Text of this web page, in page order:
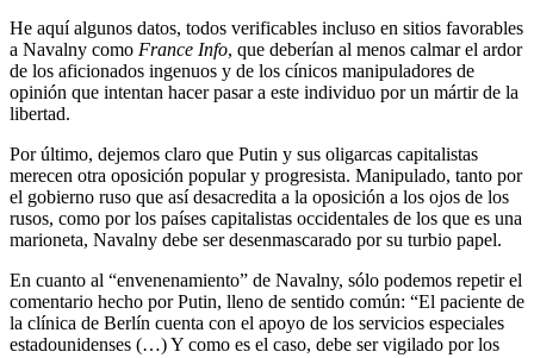
He aquí algunos datos, todos verificables incluso en sitios favorables
a Navalny como France Info, que deberían al menos calmar el ardor
de los aficionados ingenuos y de los cínicos manipuladores de
opinión que intentan hacer pasar a este individuo por un mártir de la
libertad.
Por último, dejemos claro que Putin y sus oligarcas capitalistas
merecen otra oposición popular y progresista. Manipulado, tanto por
el gobierno ruso que así desacredita a la oposición a los ojos de los
rusos, como por los países capitalistas occidentales de los que es una
marioneta, Navalny debe ser desenmascarado por su turbio papel.
En cuanto al “envenenamiento” de Navalny, sólo podemos repetir el
comentario hecho por Putin, lleno de sentido común: “El paciente de
la clínica de Berlín cuenta con el apoyo de los servicios especiales
estadounidenses (…) Y como es el caso, debe ser vigilado por los